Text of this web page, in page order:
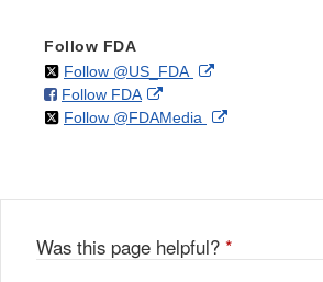
Follow FDA
Follow @US_FDAon External
Disclaimer
Follow FDAon
Facebook
External
Link
Follow @FDAMedia on External
Was this page helpful? *